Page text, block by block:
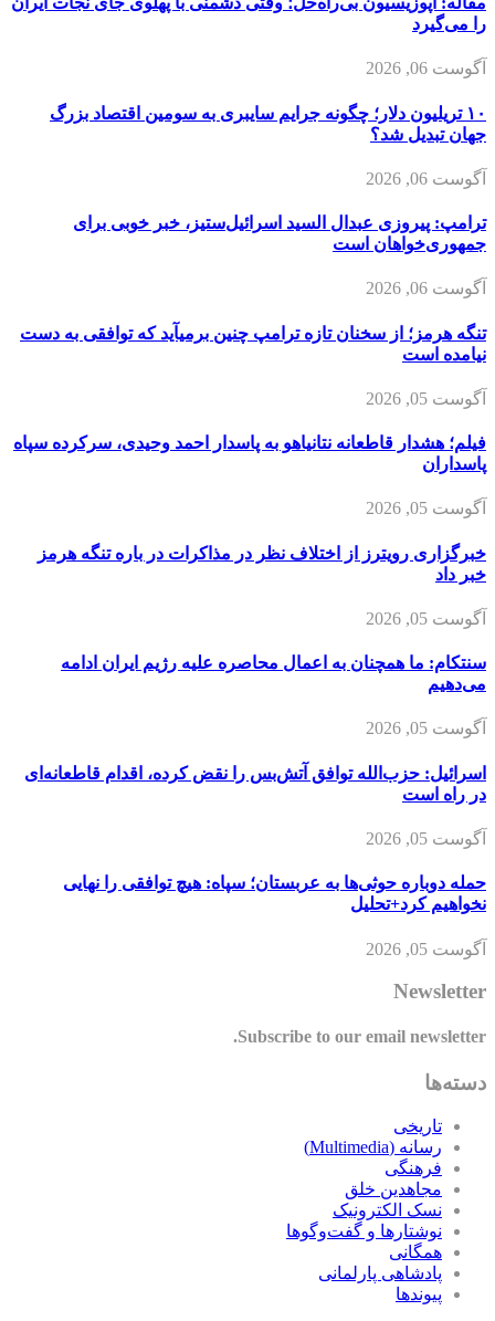
را می‌گیرد
آگوست 06, 2026
۱۰ تریلیون دلار؛ چگونه جرایم سایبری به سومین اقتصاد بزرگ
جهان تبدیل شد؟
آگوست 06, 2026
ترامپ: پیروزی عبدال السید اسرائیل‌ستیز، خبر خوبی برای
جمهوری‌خواهان است
آگوست 06, 2026
تنگه هرمز؛ از سخنان تازه ترامپ چنین برمیآید که توافقی به دست
نیامده است
آگوست 05, 2026
فیلم؛ هشدار قاطعانه نتانیاهو به پاسدار احمد وحیدی، سرکرده سپاه
پاسداران
آگوست 05, 2026
خبرگزاری رویترز از اختلاف نظر در مذاکرات در باره تنگه هرمز
خبر داد
آگوست 05, 2026
سنتکام: ما همچنان به اعمال محاصره علیه رژیم ایران ادامه
می‌دهیم
آگوست 05, 2026
اسرائیل: حزب‌الله توافق آتش‌بس را نقض کرده، اقدام قاطعانه‌ای
در راه است
آگوست 05, 2026
حمله دوباره حوثی‌ها به عربستان؛ سپاه: هیچ توافقی را نهایی
نخواهیم کرد+تحلیل
آگوست 05, 2026
Newsletter
Subscribe to our email newsletter.
دسته‌ها
تاریخی
رسانه (Multimedia)
فرهنگی
مجاهدین خلق
نسک الکترونیک
نوشتارها و گفت‌وگوها
همگانی
پادشاهی پارلمانی
پیوندها